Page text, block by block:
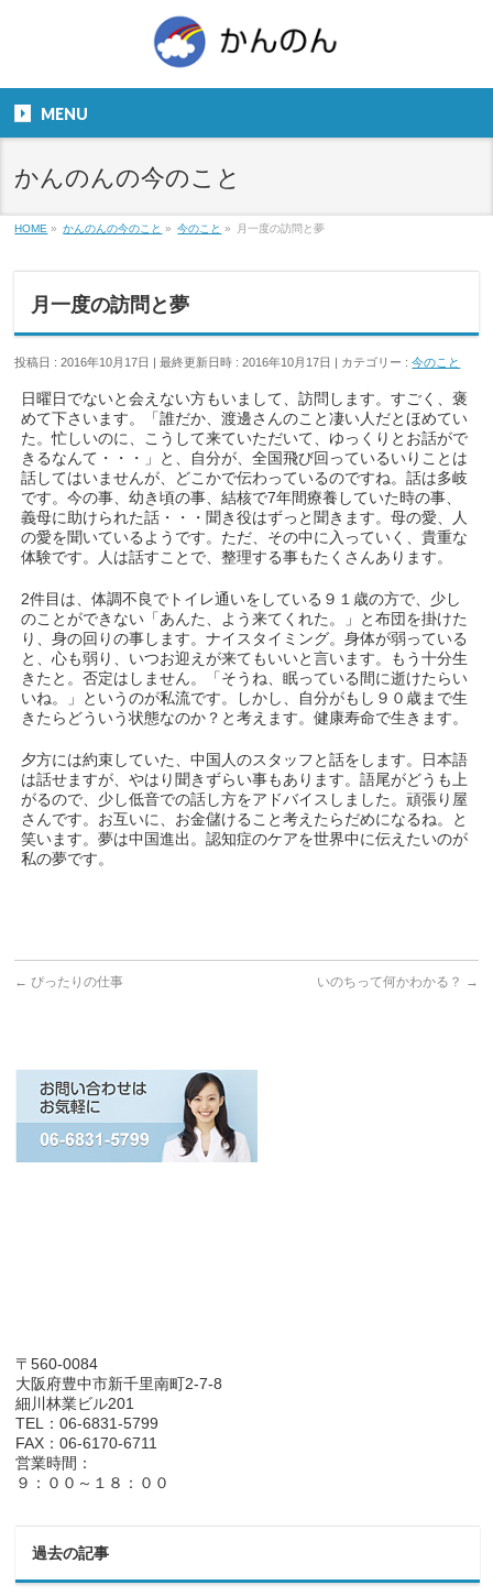
９：００～１８：００
MENU
かんのんの今のこと
HOME » かんのんの今のこと » 今のこと » 月一度の訪問と夢
月一度の訪問と夢
投稿日 : 2016年10月17日 最終更新日時 : 2016年10月17日 カテゴリー :今のこと
日曜日でないと会えない方もいまして、訪問します。すごく、褒
めて下さいます。「誰だか、渡邊さんのこと凄い人だとほめてい
た。忙しいのに、こうして来ていただいて、ゆっくりとお話がで
きるなんて・・・」と、自分が、全国飛び回っているいりことは
話してはいませんが、どこかで伝わっているのですね。話は多岐
です。今の事、幼き頃の事、結核で7年間療養していた時の事、
義母に助けられた話・・・聞き役はずっと聞きます。母の愛、人
の愛を聞いているようです。ただ、その中に入っていく、貴重な
体験です。人は話すことで、整理する事もたくさんあります。
2件目は、体調不良でトイレ通いをしている９１歳の方で、少し
のことができない「あんた、よう来てくれた。」と布団を掛けた
り、身の回りの事します。ナイスタイミング。身体が弱っている
と、心も弱り、いつお迎えが来てもいいと言います。もう十分生
きたと。否定はしません。「そうね、眠っている間に逝けたらい
いね。」というのが私流です。しかし、自分がもし９０歳まで生
きたらどういう状態なのか？と考えます。健康寿命で生きます。
夕方には約束していた、中国人のスタッフと話をします。日本語
は話せますが、やはり聞きずらい事もあります。語尾がどうも上
がるので、少し低音での話し方をアドバイスしました。頑張り屋
さんです。お互いに、お金儲けること考えたらだめになるね。と
笑います。夢は中国進出。認知症のケアを世界中に伝えたいのが
私の夢です。
← ぴったりの仕事 いのちって何かわかる？ →
〒560-0084
大阪府豊中市新千里南町2-7-8
細川林業ビル201
TEL：06-6831-5799
FAX：06-6170-6711
営業時間：
９：００～１８：００
過去の記事